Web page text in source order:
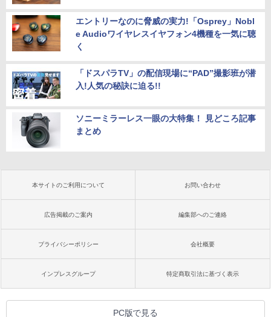
エントリーなのに脅威の実力!「Osprey」Nobl
e Audioワイヤレスイヤフォン4機種を一気に聴
く
「ドスパラTV」の配信現場に“PAD”撮影班が潜
入!人気の秘訣に迫る!!
ソニーミラーレス一眼の大特集！ 見どころ記事
まとめ
本サイトのご利用について お問い合わせ
広告掲載のご案内 編集部へのご連絡
プライバシーポリシー 会社概要
インプレスグループ 特定商取引法に基づく表示
PC版で見る